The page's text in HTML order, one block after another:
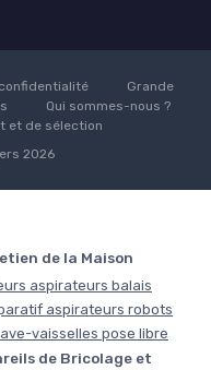
Grande
Qui sommes-nous ?
et de sélection
2026
de la Maison
aspirateurs balais
aspirateurs robots
vaisselles pose libre
de Bricolage et